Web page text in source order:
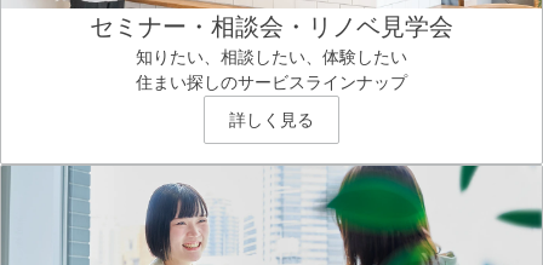
セミナー・相談会・リノベ見学会
知りたい、相談したい、体験したい
住まい探しのサービスラインナップ
詳しく見る